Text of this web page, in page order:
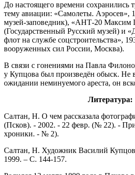
До настоящего времени сохранились
тему авиации: «Самолеты. Аэросев»,
музей-заповедник), «АНТ-20 Максим
(Государственный Русский музей) и
флот на службе соцстроительства»,
вооруженных сил России, Москва).
В связи с гонениями на Павла
у Купцова был произведён обыск. Не
ожидании неминуемого ареста, он
Литература:
Салтан, Н. О чем рассказала
(Псков). - 2002. - 22 февр. (№ 22). -
хроники. - № 2).
Салтан, Н. Художник Василий
1999. – С. 144-157.